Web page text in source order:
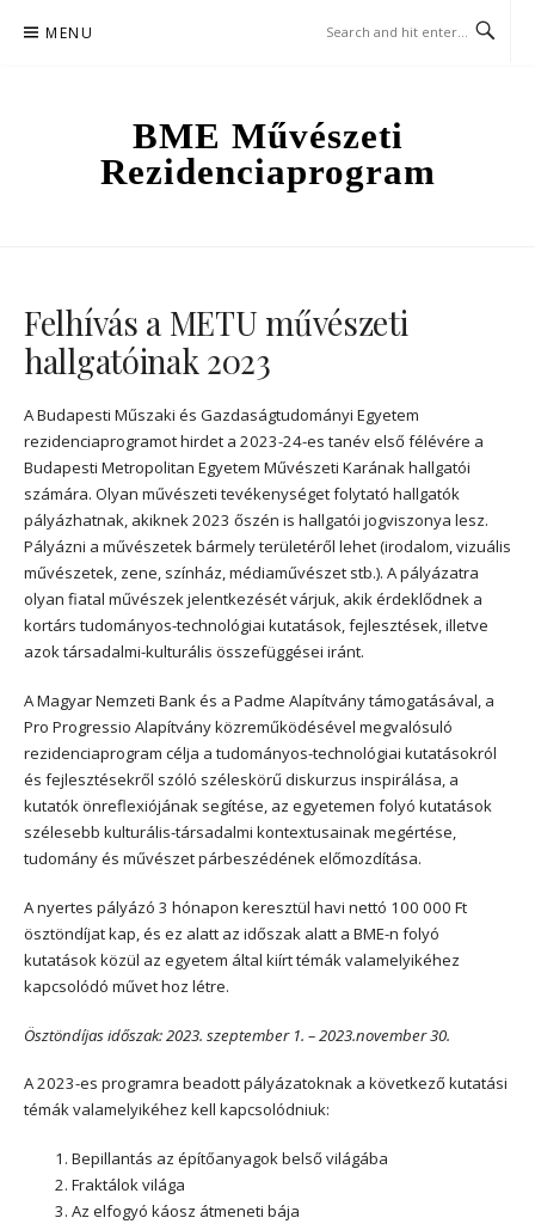
MENU
BME Művészeti
Rezidenciaprogram
Felhívás a METU művészeti
hallgatóinak 2023
A Budapesti Műszaki és Gazdaságtudományi Egyetem
rezidenciaprogramot hirdet a 2023-24-es tanév első félévére a
Budapesti Metropolitan Egyetem Művészeti Karának hallgatói
számára. Olyan művészeti tevékenységet folytató hallgatók
pályázhatnak, akiknek 2023 őszén is hallgatói jogviszonya lesz.
Pályázni a művészetek bármely területéről lehet (irodalom, vizuális
művészetek, zene, színház, médiaművészet stb.). A pályázatra
olyan fiatal művészek jelentkezését várjuk, akik érdeklődnek a
kortárs tudományos-technológiai kutatások, fejlesztések, illetve
azok társadalmi-kulturális összefüggései iránt.
A Magyar Nemzeti Bank és a Padme Alapítvány támogatásával, a
Pro Progressio Alapítvány közreműködésével megvalósuló
rezidenciaprogram célja a tudományos-technológiai kutatásokról
és fejlesztésekről szóló széleskörű diskurzus inspirálása, a
kutatók önreflexiójának segítése, az egyetemen folyó kutatások
szélesebb kulturális-társadalmi kontextusainak megértése,
tudomány és művészet párbeszédének előmozdítása.
A nyertes pályázó 3 hónapon keresztül havi nettó 100 000 Ft
ösztöndíjat kap, és ez alatt az időszak alatt a BME-n folyó
kutatások közül az egyetem által kiírt témák valamelyikéhez
kapcsolódó művet hoz létre.
Ösztöndíjas időszak: 2023. szeptember 1. – 2023.november 30.
A 2023-es programra beadott pályázatoknak a következő kutatási
témák valamelyikéhez kell kapcsolódniuk:
Bepillantás az építőanyagok belső világába
Fraktálok világa
Az elfogyó káosz átmeneti bája